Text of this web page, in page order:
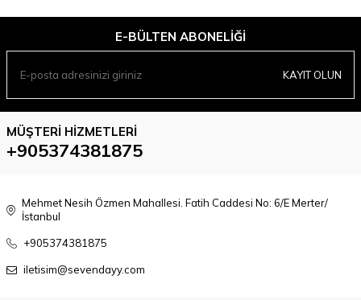
E-BÜLTEN ABONELIĞI
KAYIT OLUN
MÜŞTERI HIZMETLERI
+905374381875
Mehmet Nesih Özmen Mahallesi. Fatih Caddesi No: 6/E Merter/
İstanbul
+905374381875
iletisim@sevendayy.com